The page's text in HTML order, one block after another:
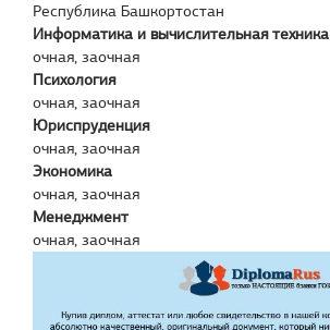
Республика Башкортостан
Информатика и вычислительная техника
очная, заочная
Психология
очная, заочная
Юриспруденция
очная, заочная
Экономика
очная, заочная
Менеджмент
очная, заочная